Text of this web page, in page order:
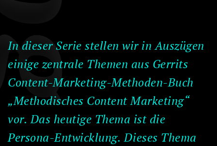
In dieser Serie stellen wir in Auszügen
einige zentrale Themen aus Gerrits
Content-Marketing-Methoden-Buch
„Methodisches Content Marketing“
vor. Das heutige Thema ist die
Persona-Entwicklung. Dieses Thema